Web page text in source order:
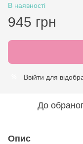
В наявності
945 грн
Ввійти для
До
Опис